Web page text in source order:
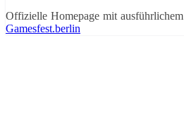
Offizielle Homepage mit
Gamesfest.berlin